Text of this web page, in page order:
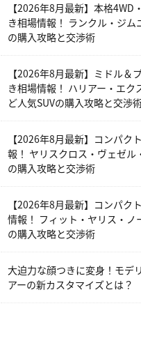
【2026年8月最新】本格4WD
き相場情報！ ランクル・ジ
の購入攻略と交渉術
【2026年8月最新】ミドル＆
き相場情報！ ハリアー・エク
ど人気SUVの購入攻略と交渉
【2026年8月最新】コンパク
報！ ヤリスクロス・ヴェゼル
の購入攻略と交渉術
【2026年8月最新】コンパク
情報！ フィット・ヤリス・ノ
の購入攻略と交渉術
大迫力な顔つきに変身！モデ
アーの新カスタマイズとは？